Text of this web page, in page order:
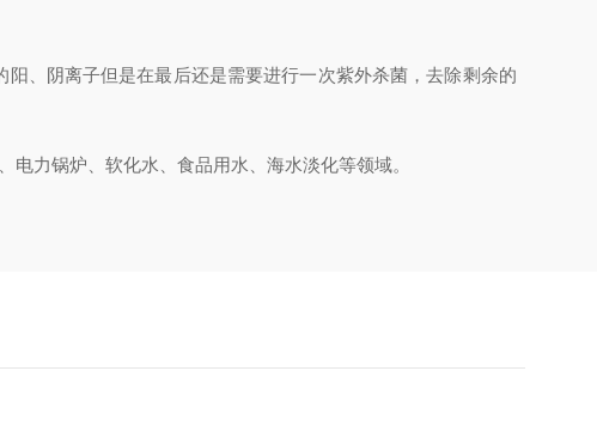
、阴离子但是在最后还是需要进行一次紫外杀菌，去除剩余的
力锅炉、软化水、食品用水、海水淡化等领域。